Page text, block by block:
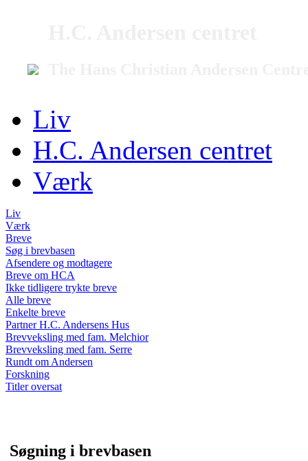
Liv
H.C. Andersen centret
Værk
Liv
Værk
Breve
Søg i brevbasen
Afsendere og modtagere
Breve om HCA
Ikke tidligere trykte breve
Alle breve
Enkelte breve
Partner H.C. Andersens Hus
Brevveksling med fam. Melchior
Brevveksling med fam. Serre
Rundt om Andersen
Forskning
Titler oversat
Søgning i brevbasen